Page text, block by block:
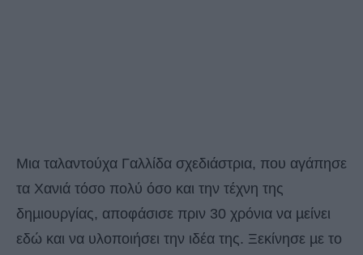
Μια ταλαντούχα Γαλλίδα σχεδιάστρια, που αγάπησε
τα Χανιά τόσο πολύ όσο και την τέχνη της
δηµιουργίας, αποφάσισε πριν 30 χρόνια να µείνει
εδώ και να υλοποιήσει την ιδέα της. Ξεκίνησε µε το